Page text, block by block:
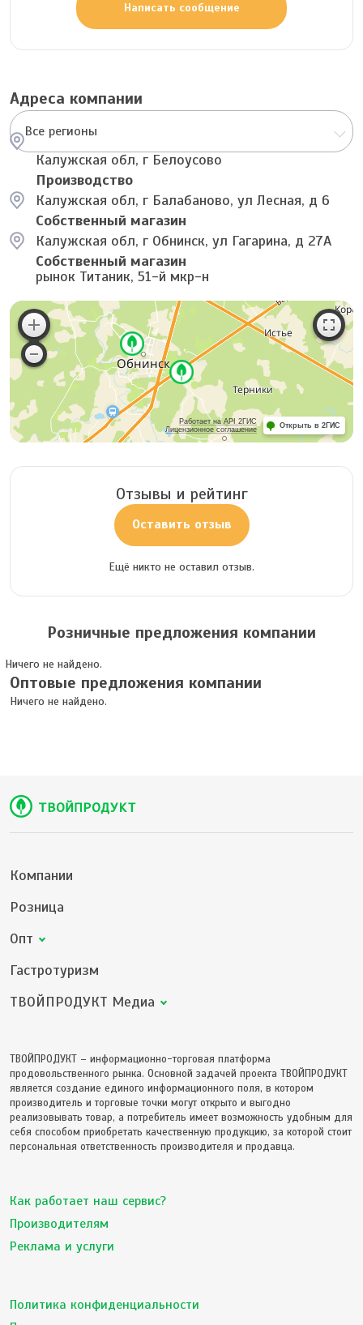
Написать сообщение
Адреса компании
Все регионы
Калужская обл, г Белоусово
Производство
Калужская обл, г Балабаново, ул Лесная, д 6
Собственный магазин
Калужская обл, г Обнинск, ул Гагарина, д 27А
Собственный магазин
рынок Титаник, 51-й мкр-н
Работает на API 2ГИС
Лицензионное соглашение
Открыть в 2ГИС
Отзывы и рейтинг
Оставить отзыв
Ещё никто не оставил отзыв.
Розничные предложения компании
Ничего не найдено.
Оптовые предложения компании
Ничего не найдено.
Компании
Розница
Опт
Гастротуризм
ТВОЙПРОДУКТ Медиа
ТВОЙПРОДУКТ – информационно-торговая платформа
продовольственного рынка. Основной задачей проекта ТВОЙПРОДУКТ
является создание единого информационного поля, в котором
производитель и торговые точки могут открыто и выгодно
реализовывать товар, а потребитель имеет возможность удобным для
себя способом приобретать качественную продукцию, за которой стоит
персональная ответственность производителя и продавца.
Как работает наш сервис?
Производителям
Реклама и услуги
Политика конфиденциальности